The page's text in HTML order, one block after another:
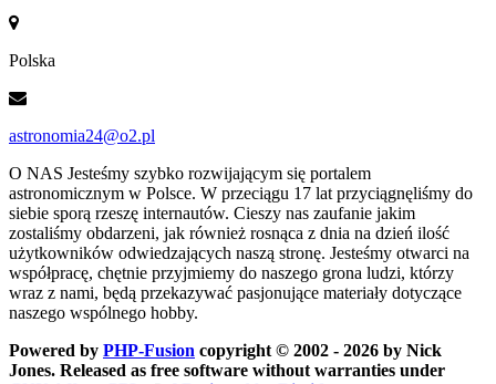
Polska
astronomia24@o2.pl
O NAS Jesteśmy szybko rozwijającym się portalem
astronomicznym w Polsce. W przeciągu 17 lat przyciągnęliśmy do
siebie sporą rzeszę internautów. Cieszy nas zaufanie jakim
zostaliśmy obdarzeni, jak również rosnąca z dnia na dzień ilość
użytkowników odwiedzających naszą stronę. Jesteśmy otwarci na
współpracę, chętnie przyjmiemy do naszego grona ludzi, którzy
wraz z nami, będą przekazywać pasjonujące materiały dotyczące
naszego wspólnego hobby.
Powered by PHP-Fusion copyright © 2002 - 2026 by Nick
Jones. Released as free software without warranties under